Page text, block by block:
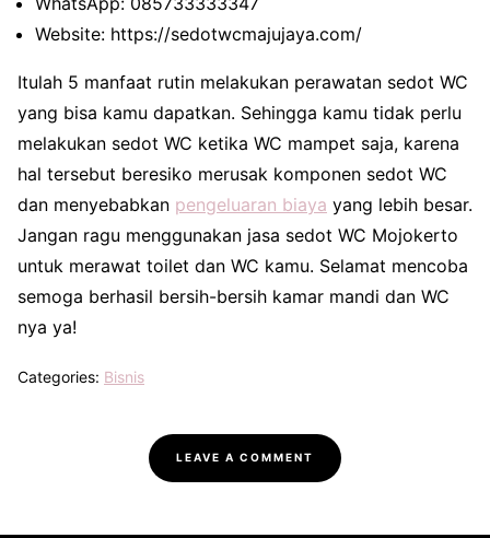
Website: https://sedotwcmajujaya.com/
Itulah 5 manfaat rutin melakukan perawatan sedot WC
yang bisa kamu dapatkan. Sehingga kamu tidak perlu
melakukan sedot WC ketika WC mampet saja, karena
hal tersebut beresiko merusak komponen sedot WC
dan menyebabkan pengeluaran biaya yang lebih besar.
Jangan ragu menggunakan jasa sedot WC Mojokerto
untuk merawat toilet dan WC kamu. Selamat mencoba
semoga berhasil bersih-bersih kamar mandi dan WC
nya ya!
Categories: Bisnis
LEAVE A COMMENT